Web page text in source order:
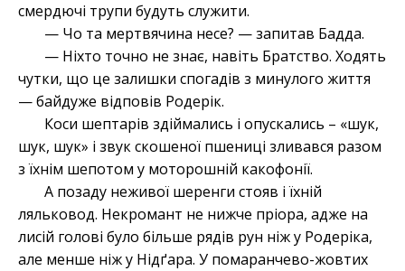
смердючі трупи будуть служити.
— Чо та мертвячина несе? — запитав Бадда.
— Ніхто точно не знає, навіть Братство. Ходять
чутки, що це залишки спогадів з минулого життя
— байдуже відповів Родерік.
Коси шептарів здіймались і опускались – «шук,
шук, шук» і звук скошеної пшениці зливався разом
з їхнім шепотом у моторошній какофонії.
А позаду неживої шеренги стояв і їхній
ляльковод. Некромант не нижче пріора, адже на
лисій голові було більше рядів рун ніж у Родеріка,
але менше ніж у Нідґара. У помаранчево-жовтих